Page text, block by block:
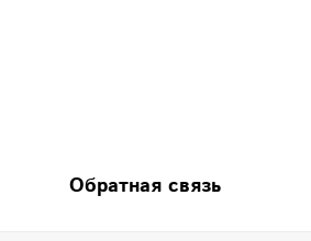
Обратная связь